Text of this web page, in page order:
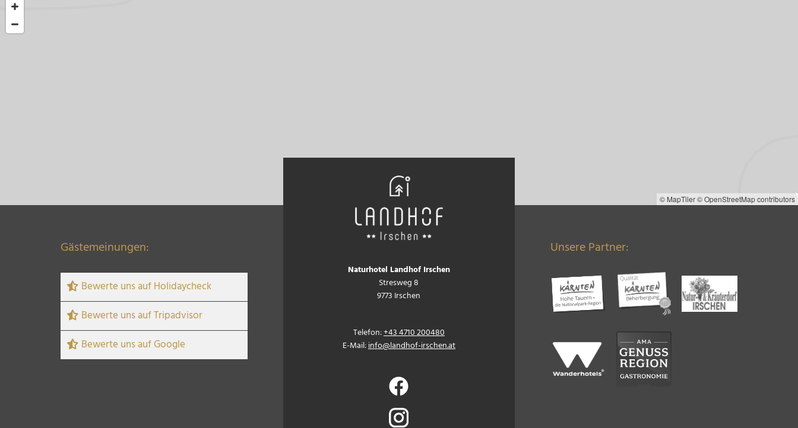
© MapTiler© OpenStreetMap contributors
Gästemeinungen:
Bewerte uns auf Holidaycheck
Bewerte uns auf Tripadvisor
Bewerte uns auf Google
Naturhotel Landhof Irschen
Stresweg 8
9773 Irschen
Telefon:+43 4710 200480
E-Mail:info@landhof-irschen.at
Unsere Partner: